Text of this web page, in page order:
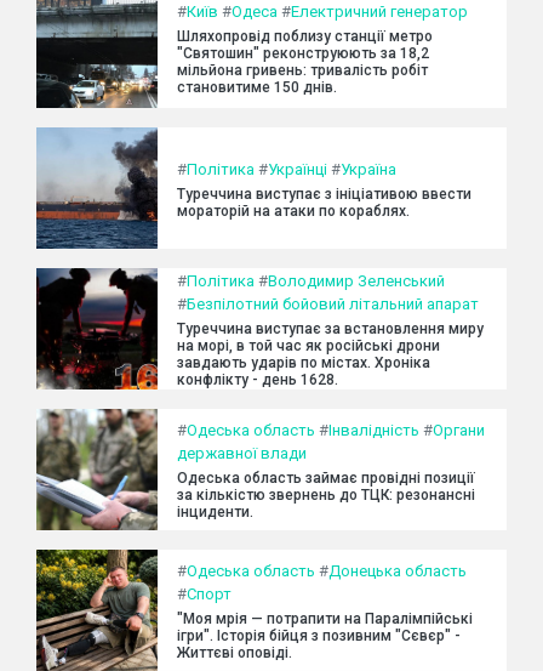
#Київ #Одеса #Електричний генератор
Шляхопровід поблизу станції метро
"Святошин" реконструюють за 18,2
мільйона гривень: тривалість робіт
становитиме 150 днів.
#Політика #Українці #Україна
Туреччина виступає з ініціативою ввести
мораторій на атаки по кораблях.
#Політика #Володимир Зеленський
#Безпілотний бойовий літальний апарат
Туреччина виступає за встановлення миру
на морі, в той час як російські дрони
завдають ударів по містах. Хроніка
конфлікту - день 1628.
#Одеська область #Інвалідність #Органи
державної влади
Одеська область займає провідні позиції
за кількістю звернень до ТЦК: резонансні
інциденти.
#Одеська область #Донецька область
#Спорт
"Моя мрія — потрапити на Паралімпійські
ігри". Історія бійця з позивним "Сєвєр" -
Життєві оповіді.